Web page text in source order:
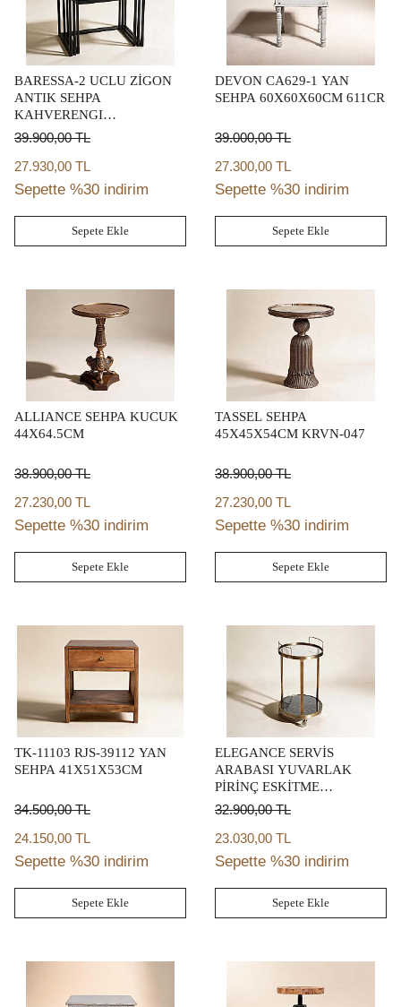
BARESSA-2 UCLU ZİGON
ANTIK SEHPA
KAHVERENGI
57,5X38,5X50CM
39.900,00TL
27.930,00 TL
Sepette %30 indirim
Sepete Ekle
DEVON CA629-1 YAN
SEHPA 60X60X60CM 611CR
39.000,00TL
27.300,00 TL
Sepette %30 indirim
Sepete Ekle
ALLIANCE SEHPA KUCUK
44X64.5CM
38.900,00TL
27.230,00 TL
Sepette %30 indirim
Sepete Ekle
TASSEL SEHPA
45X45X54CM KRVN-047
38.900,00TL
27.230,00 TL
Sepette %30 indirim
Sepete Ekle
TK-11103 RJS-39112 YAN
SEHPA 41X51X53CM
34.500,00TL
24.150,00 TL
Sepette %30 indirim
Sepete Ekle
ELEGANCE SERVİS
ARABASI YUVARLAK
PİRİNÇ ESKİTME
(46,5X46,5 H:76,5CM)
32.900,00TL
23.030,00 TL
Sepette %30 indirim
Sepete Ekle